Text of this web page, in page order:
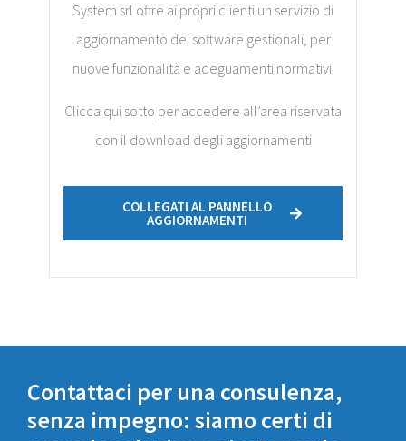
System srl offre ai propri clienti un servizio di
aggiornamento dei software gestionali, per
nuove funzionalità e adeguamenti normativi.
Clicca qui sotto per accedere all’area riservata
con il download degli aggiornamenti
COLLEGATI AL PANNELLO
AGGIORNAMENTI
Contattaci per una consulenza,
senza impegno: siamo certi di